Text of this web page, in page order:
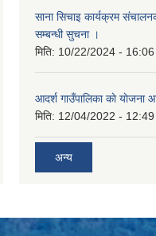
साना सिचाइ कार्यक्रम
सम्बन्धी सुचना ।
मिति: 10/22/2024 - 16:06
आदर्श गाउँपालिका काे याेजना
मिति: 12/04/2022 - 12:49
अन्य